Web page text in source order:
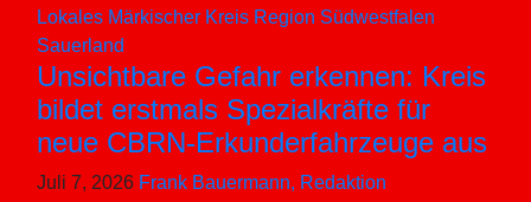
Lokales Märkischer Kreis Region Südwestfalen
Sauerland
Unsichtbare Gefahr erkennen: Kreis
bildet erstmals Spezialkräfte für
neue CBRN-Erkunderfahrzeuge aus
Juli 7, 2026 Frank Bauermann, Redaktion